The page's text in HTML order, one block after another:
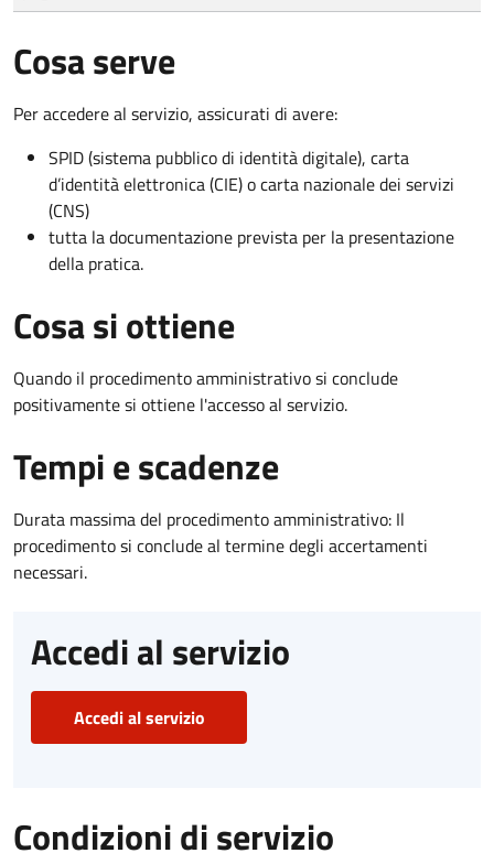
Cosa serve
Per accedere al servizio, assicurati di avere:
SPID (sistema pubblico di identità digitale), carta
d’identità elettronica (CIE) o carta nazionale dei servizi
(CNS)
tutta la documentazione prevista per la presentazione
della pratica.
Cosa si ottiene
Quando il procedimento amministrativo si conclude
positivamente si ottiene l'accesso al servizio.
Tempi e scadenze
Durata massima del procedimento amministrativo: Il
procedimento si conclude al termine degli accertamenti
necessari.
Accedi al servizio
Accedi al servizio
Condizioni di servizio